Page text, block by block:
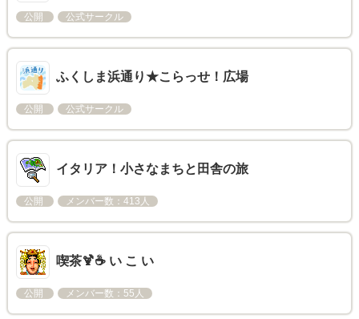
公開 公式サークル
ふくしま浜通り★こらっせ！広場
公開 公式サークル
イタリア！小さなまちと田舎の旅
公開 メンバー数：413人
喫茶🍹☕ い こ い
公開 メンバー数：55人